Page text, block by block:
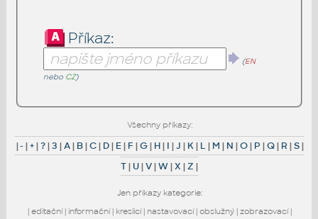
Příkaz:
(EN
nebo CZ)
Všechny příkazy:
|- |+|?|3 |A| B|C| D| E| F |G| H| I |J | K| L | M | N |O| P |Q| R |S|
T| U|V|W|X |Z |
Jen příkazy kategorie:
| editační| informační| kreslicí| nastavovací| obslužný| zobrazovací|